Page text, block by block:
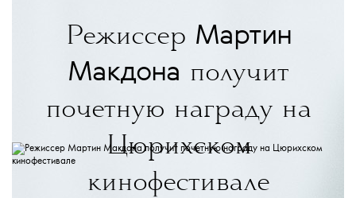
Режиссер Мартин
Макдона получит
почетную награду на
Цюрихском
кинофестивале